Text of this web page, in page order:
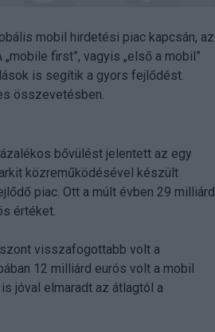
mobil hirdetési piac kapcsán, az
first”, vagyis „első a mobil”
is segítik a gyors fejlődést.
összevetésben.
bővülést jelentett az egy
közreműködésével készült
piac. Ott a múlt évben 29 milliárd
értéket.
visszafogottabb volt a
12 milliárd eurós volt a mobil
jóval elmaradt az átlagtól a